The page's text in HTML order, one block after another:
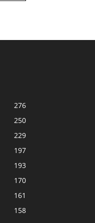
276
250
229
197
193
170
161
158